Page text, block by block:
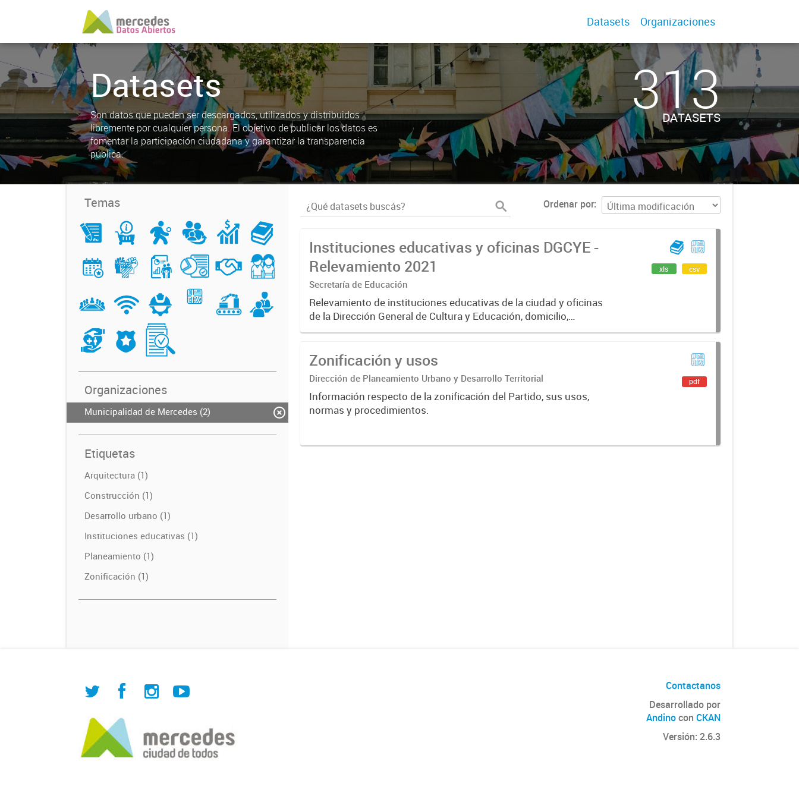
Datasets Organizaciones
Datasets
Son datos que pueden ser descargados, utilizados y distribuidos
libremente por cualquier persona. El objetivo de publicar los datos es
fomentar la participación ciudadana y garantizar la transparencia
pública.
313
DATASETS
Temas
Organizaciones
Municipalidad de Mercedes (2)
Etiquetas
Arquitectura (1)
Construcción (1)
Desarrollo urbano (1)
Instituciones educativas (1)
Planeamiento (1)
Zonificación (1)
Ordenar por
Instituciones educativas y oficinas DGCYE -
Relevamiento 2021
Secretaría de Educación
Relevamiento de instituciones educativas de la ciudad y oficinas
de la Dirección General de Cultura y Educación, domicilio,
directivo/a, contacto y modalidad.
xls csv
Zonificación y usos
Dirección de Planeamiento Urbano y Desarrollo Territorial
Información respecto de la zonificación del Partido, sus usos,
normas y procedimientos.
pdf
Contactanos
Desarrollado por
Andinocon CKAN
Versión: 2.6.3